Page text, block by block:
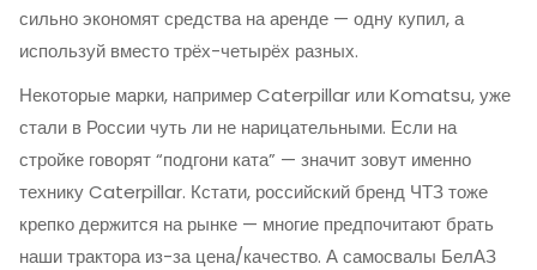
сильно экономят средства на аренде — одну купил, а
используй вместо трёх-четырёх разных.
Некоторые марки, например Caterpillar или Komatsu, уже
стали в России чуть ли не нарицательными. Если на
стройке говорят “подгони ката” — значит зовут именно
технику Caterpillar. Кстати, российский бренд ЧТЗ тоже
крепко держится на рынке — многие предпочитают брать
наши трактора из-за цена/качество. А самосвалы БелАЗ